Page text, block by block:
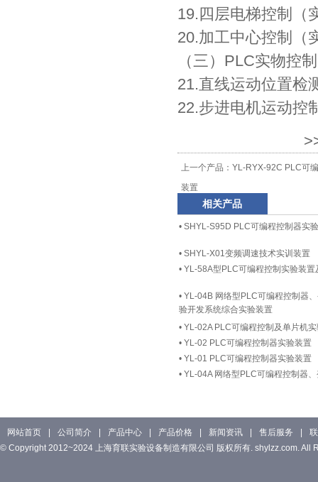
19.四层电梯控制（
20.加工中心控制（
（三）PLC实物控
21.直线运动位置检
22.步进电机运动控
上一个产品： YL-RYX-92C PLC可
装置
相关产品
• SHYL-S95D PLC可编程控制器实
• SHYL-X01变频调速技术实训装置
• YL-58A型PLC可编程控制实验装置
• YL-04B 网络型PLC可编程控制器
验开发系统综合实验装置
• YL-02A PLC可编程控制及单片机
• YL-02 PLC可编程控制器实验装置
• YL-01 PLC可编程控制器实验装置
• YL-04A 网络型PLC可编程控制器
网站首页 公司简介 产品中心 产品价格 新闻资讯 售后服务
© Copyright 2012~2024 上海育联实验设备制造有限公司 版权所有. shylzz.com. All